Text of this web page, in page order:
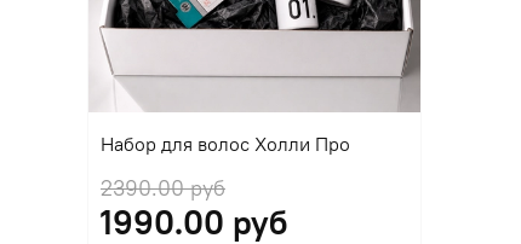
Набор для волос Холли Про
2390.00 руб
1990.00 руб